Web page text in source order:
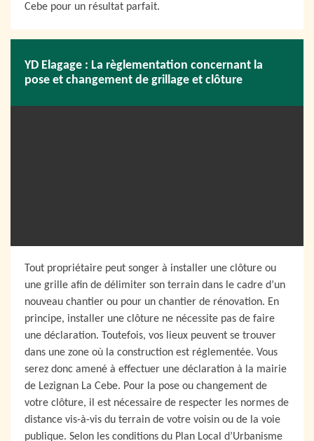
Cebe pour un résultat parfait.
YD Elagage : La règlementation concernant la
pose et changement de grillage et clôture
Tout propriétaire peut songer à installer une clôture ou
une grille afin de délimiter son terrain dans le cadre d’un
nouveau chantier ou pour un chantier de rénovation. En
principe, installer une clôture ne nécessite pas de faire
une déclaration. Toutefois, vos lieux peuvent se trouver
dans une zone où la construction est réglementée. Vous
serez donc amené à effectuer une déclaration à la mairie
de Lezignan La Cebe. Pour la pose ou changement de
votre clôture, il est nécessaire de respecter les normes de
distance vis-à-vis du terrain de votre voisin ou de la voie
publique. Selon les conditions du Plan Local d’Urbanisme